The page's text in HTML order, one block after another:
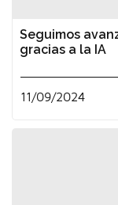
Seguimos
gracias a la IA
11/09/2024